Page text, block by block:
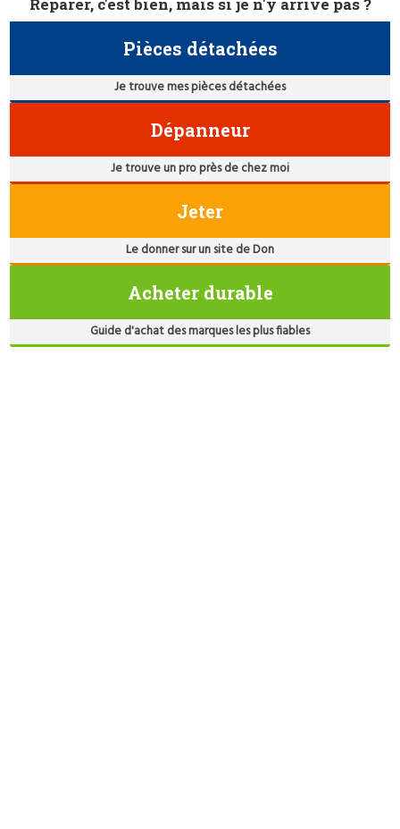
Réparer, c'est bien, mais si je n'y arrive pas ?
Pièces détachées
Je trouve mes pièces détachées
Dépanneur
Je trouve un pro près de chez moi
Jeter
Le donner sur un site de Don
Acheter durable
Guide d'achat des marques les plus fiables